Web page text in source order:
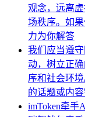
观念，远离
场秩序。如
力为你解答
我们应当遵
动，树立正
序和社会环
的话题或内
imToken牵手